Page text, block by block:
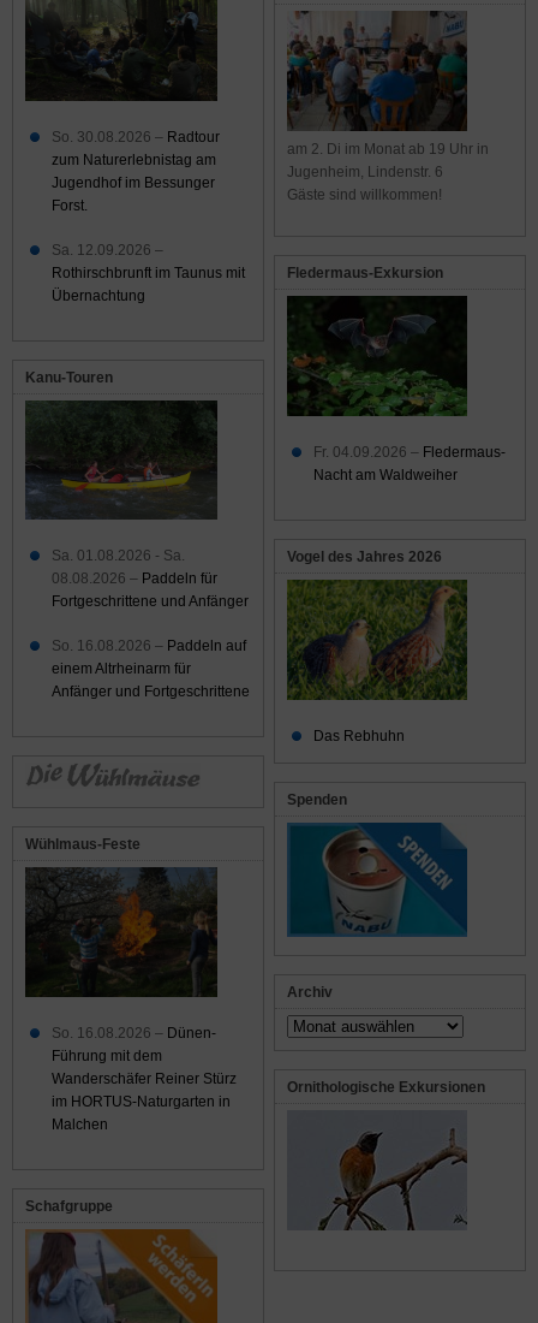
am 2. Di im Monat ab 19 Uhr in
Jugenheim, Lindenstr. 6
Gäste sind willkommen!
Fledermaus-Exkursion
Fr. 04.09.2026 – Fledermaus-
Nacht am Waldweiher
Vogel des Jahres 2026
Das Rebhuhn
Spenden
Archiv
Archiv
Ornithologische Exkursionen
So. 30.08.2026 – Radtour
zum Naturerlebnistag am
Jugendhof im Bessunger
Forst.
Sa. 12.09.2026 –
Rothirschbrunft im Taunus mit
Übernachtung
Kanu-Touren
Sa. 01.08.2026 - Sa.
08.08.2026 – Paddeln für
Fortgeschrittene und Anfänger
So. 16.08.2026 – Paddeln auf
einem Altrheinarm für
Anfänger und Fortgeschrittene
Wühlmaus-Feste
So. 16.08.2026 – Dünen-
Führung mit dem
Wanderschäfer Reiner Stürz
im HORTUS-Naturgarten in
Malchen
Schafgruppe